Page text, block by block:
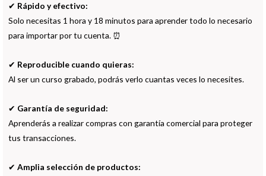
✔ Rápido y efectivo:
Solo necesitas 1 hora y 18 minutos para aprender todo lo necesario
para importar por tu cuenta. ⏰
✔ Reproducible cuando quieras:
Al ser un curso grabado, podrás verlo cuantas veces lo necesites.
✔ Garantía de seguridad:
Aprenderás a realizar compras con garantía comercial para proteger
tus transacciones.
✔ Amplia selección de productos: